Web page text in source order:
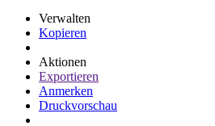
Verwalten
Kopieren
Aktionen
Exportieren
Anmerken
Druckvorschau